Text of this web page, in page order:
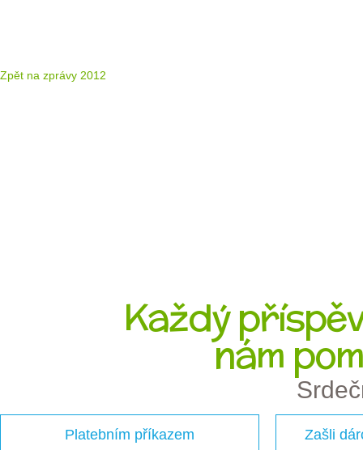
Zpět na zprávy 2012
Každý
nám
Platebním příkazem Zašli